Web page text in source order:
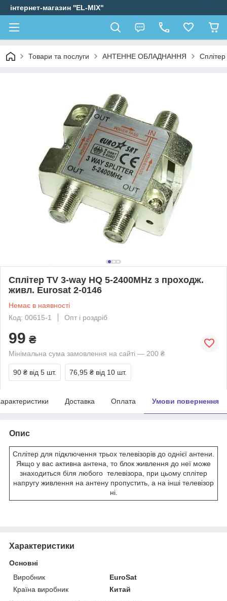
інтернет-магазин ''EL-MIX"
Товари та послуги АНТЕННЕ ОБЛАДНАННЯ
Сплітер TV 3-way HQ 5-2400MHz з проходж.
живл. Eurosat 2-0146
Немає в наявності
Код: 00615-1
Опт і роздріб
99 ₴
Мінімальна сума замовлення на сайті — 200 ₴
90 ₴ від 5 шт. 76,95 ₴ від 10 шт.
Доставка Оплата Умови повернення
Опис
Сплітер для підключення трьох телевізорів до однієї антени.
Якщо у вас активна антена, то блок живлення до неї може
знаходиться біля любого телевізора, при цьому сплітер
напругу живлення на антену пропустить, а на інші телевізор
ні.
Характеристики
Основні
Виробник
EuroSat
Країна виробник
Китай